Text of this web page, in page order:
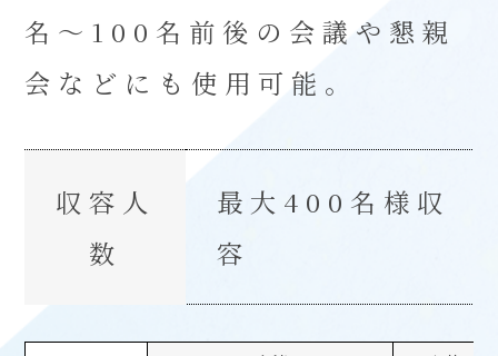
名～100名前後の会議や懇親
会などにも使用可能。
収容人
数
最大400名様収
容